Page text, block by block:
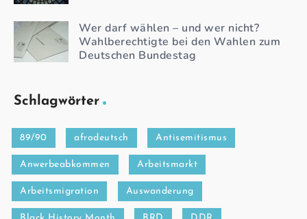
Wer darf wählen – und wer nicht?
Wahlberechtigte bei den Wahlen zum
Deutschen Bundestag
Schlagwörter
89/90 afrodeutsch Antisemitismus
Anwerbeabkommen Arbeitsmarkt
Arbeitsmigration Auswanderung